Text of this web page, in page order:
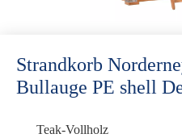
Strandkorb
Bullauge PE shell
Teak-Vollholz